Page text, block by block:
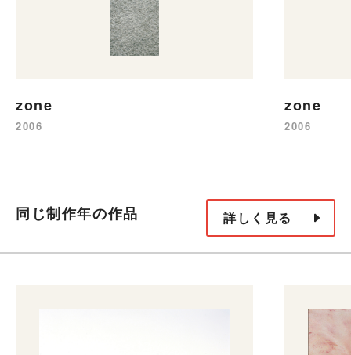
zone
2006
zone
2006
同じ制作年の作品 詳しく見る